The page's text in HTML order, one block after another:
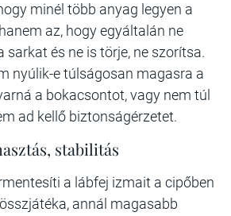
minél több anyag legyen a
az, hogy egyáltalán ne
sarkat és ne is törje, ne szorítsa.
nyúlik-e túlságosan magasra a
a bokacsontot, vagy nem túl
ad kellő biztonságérzetet.
stabilitás
a lábfej izmait a cipőben
annál magasabb